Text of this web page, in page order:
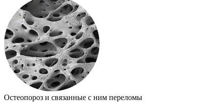
Остеопороз и связанные с ним переломы